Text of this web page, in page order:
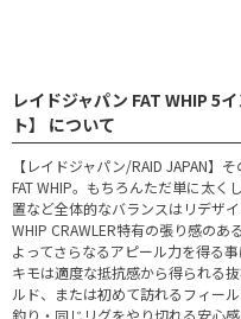
レイドジャパン FAT WHIP 5
ト】 について
【レイドジャパン/RAID JAPAN】
FAT WHIP。もちろんただ単に太
置など全体的なバランスはリデザ
WHIP CRAWLER特有の張り感の
よってさらなるアピール力を得る
キモは適度な抵抗感から得られる
ルド、または初めて訪れるフィー
釣り・同じリグをやり切れる安心